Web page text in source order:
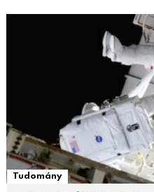
Tudomány